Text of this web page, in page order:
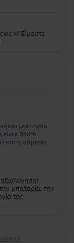
Είμαστε
μπαταρία
100%
και η κάμερα
μπαταρία, την
της